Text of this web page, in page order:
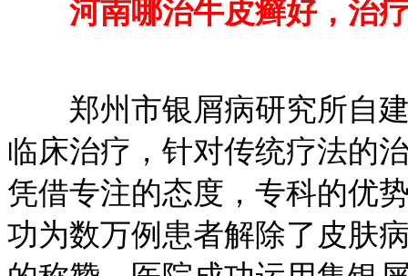
河南哪治牛皮癣好，治疗
郑州市银屑病研究所自建
临床治疗，针对传统疗法的
凭借专注的态度，专科的优
功为数万例患者解除了皮肤